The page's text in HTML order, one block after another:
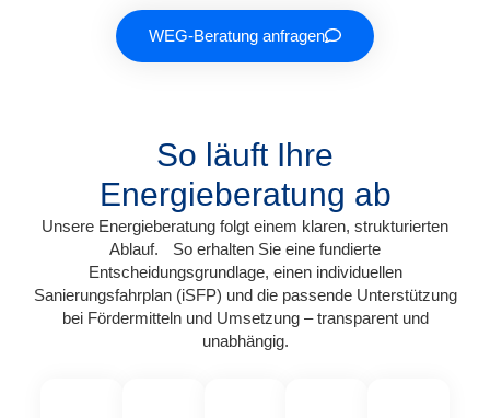
WEG-Beratung anfragen
So läuft Ihre
Energieberatung ab
Unsere Energieberatung folgt einem klaren, strukturierten
Ablauf. So erhalten Sie eine fundierte
Entscheidungsgrundlage, einen individuellen
Sanierungsfahrplan (iSFP) und die passende Unterstützung
bei Fördermitteln und Umsetzung – transparent und
unabhängig.